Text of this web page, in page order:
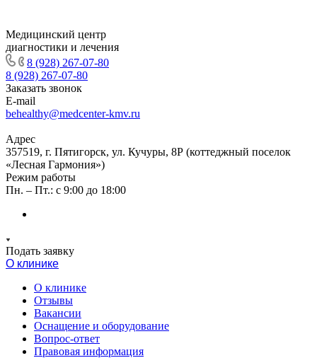
Медицинский центр
диагностики и лечения
8 (928) 267-07-80
8 (928) 267-07-80
Заказать звонок
E-mail
behealthy@medcenter-kmv.ru
Адрес
357519, г. Пятигорск, ул. Кучуры, 8Р (коттеджный поселок
«Лесная Гармония»)
Режим работы
Пн. – Пт.: с 9:00 до 18:00
Подать заявку
О клинике
О клинике
Отзывы
Вакансии
Оснащение и оборудование
Вопрос-ответ
Правовая информация